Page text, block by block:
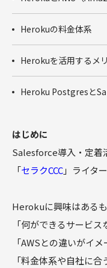
クショップ
サクセスパ
ョップ
Tableau
Herokuの料金体系
Herokuを活用するメ
Heroku Postgresと
はじめに
Salesforce導入・定着
「セラクCCC」ライタ
Herokuに興味はあるも
「何ができるサービス
「AWSとの違いがイメ
「料金体系や自社に合